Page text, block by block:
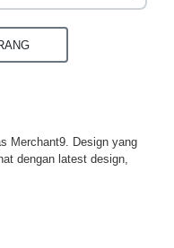
Merchant9. Design yang
dengan latest design,